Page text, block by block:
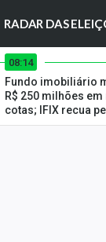
RADAR DAS
08:14
Fundo imobiliário
R$ 250 milhões
cotas; IFIX recua